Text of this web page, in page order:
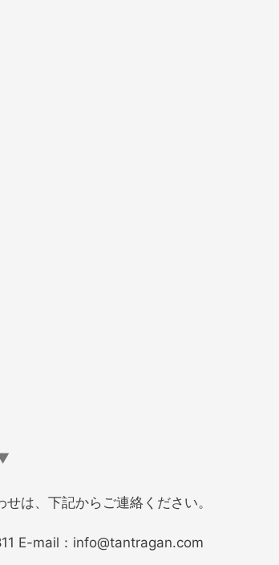
は、下記からご連絡ください。
E-mail： info@tantragan.com